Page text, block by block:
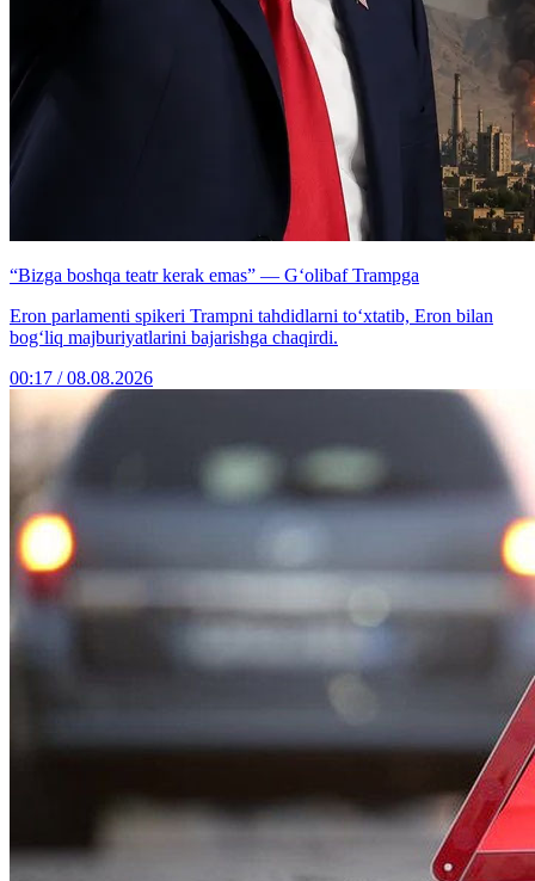
“Bizga boshqa teatr kerak emas” — G‘olibaf Trampga
Eron parlamenti spikeri Trampni tahdidlarni to‘xtatib, Eron bilan
bog‘liq majburiyatlarini bajarishga chaqirdi.
00:17 / 08.08.2026